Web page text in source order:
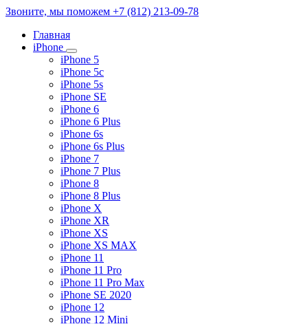
Звоните, мы поможем +7 (812) 213-09-78
Главная
iPhone
iPhone 5
iPhone 5c
iPhone 5s
iPhone SE
iPhone 6
iPhone 6 Plus
iPhone 6s
iPhone 6s Plus
iPhone 7
iPhone 7 Plus
iPhone 8
iPhone 8 Plus
iPhone X
iPhone XR
iPhone XS
iPhone XS MAX
iPhone 11
iPhone 11 Pro
iPhone 11 Pro Max
iPhone SE 2020
iPhone 12
iPhone 12 Mini